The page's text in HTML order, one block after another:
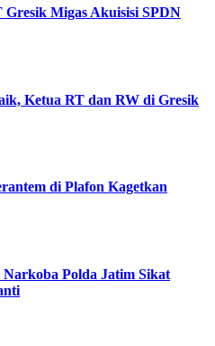
Gresik Migas Akuisisi SPDN
Ketua RT dan RW di Gresik
di Plafon Kagetkan
Narkoba Polda Jatim Sikat